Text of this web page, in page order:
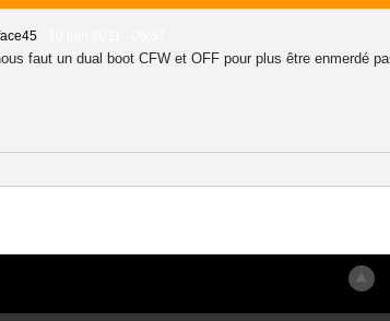
faut un dual boot CFW et OFF pour plus être enmerdé